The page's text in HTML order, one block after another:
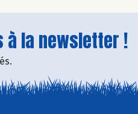
à la newsletter !